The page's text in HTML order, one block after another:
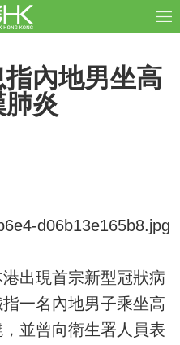
內地男坐高
炎
出現首宗新型冠狀病
一名內地男子乘坐高
並曾向衛生署人員表